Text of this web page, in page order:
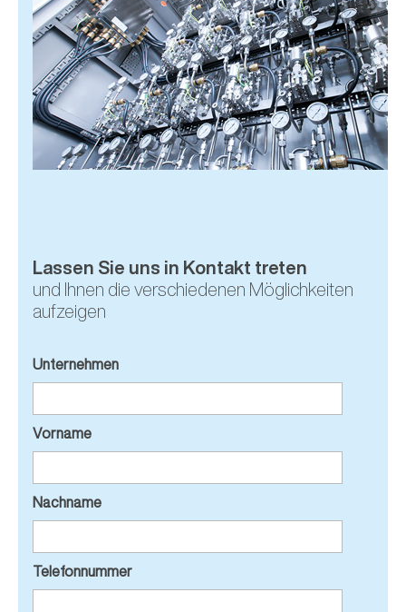
Lassen Sie uns in Kontakt treten
und Ihnen die verschiedenen Möglichkeiten
aufzeigen
Unternehmen
Vorname
Nachname
Telefonnummer